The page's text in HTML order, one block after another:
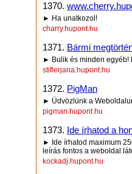
1370.
► Ha unatkozol!
charry.hupont.hu
1371. Bármi
► Bulik és minden egyéb!
stiflerjana.hupont.hu
1372. PigMan
► Üdvözlünk a
pigman.hupont.hu
1373. Ide írhatod a
► Ide írhatod maximum
leírás fontos a weboldal
kockadj.hupont.hu